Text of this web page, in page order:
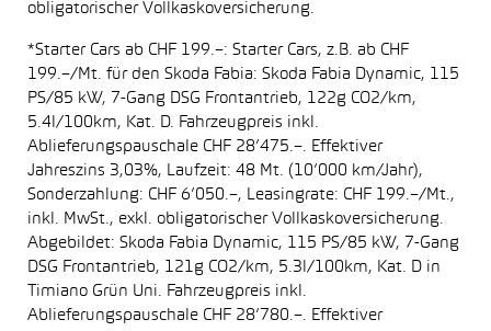
obligatorischer Vollkaskoversicherung.
*Starter Cars ab CHF 199.–: Starter Cars, z.B. ab CHF
199.–/Mt. für den Skoda Fabia: Skoda Fabia Dynamic, 115
PS/85 kW, 7-Gang DSG Frontantrieb, 122g CO2/km,
5.4l/100km, Kat. D. Fahrzeugpreis inkl.
Ablieferungspauschale CHF 28’475.–. Effektiver
Jahreszins 3,03%, Laufzeit: 48 Mt. (10’000 km/Jahr),
Sonderzahlung: CHF 6’050.–, Leasingrate: CHF 199.–/Mt.,
inkl. MwSt., exkl. obligatorischer Vollkaskoversicherung.
Abgebildet: Skoda Fabia Dynamic, 115 PS/85 kW, 7-Gang
DSG Frontantrieb, 121g CO2/km, 5.3l/100km, Kat. D in
Timiano Grün Uni. Fahrzeugpreis inkl.
Ablieferungspauschale CHF 28’780.–. Effektiver